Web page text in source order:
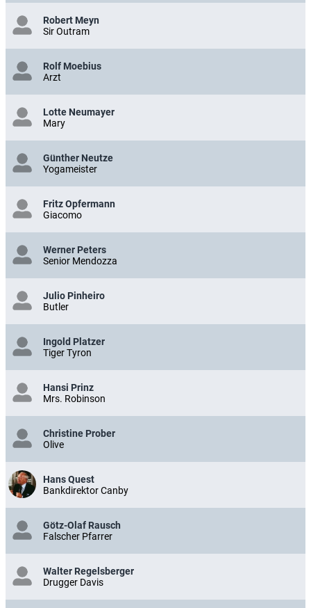
Robert Meyn
Sir Outram
Rolf Moebius
Arzt
Lotte Neumayer
Mary
Günther Neutze
Yogameister
Fritz Opfermann
Giacomo
Werner Peters
Senior Mendozza
Julio Pinheiro
Butler
Ingold Platzer
Tiger Tyron
Hansi Prinz
Mrs. Robinson
Christine Prober
Olive
Hans Quest
Bankdirektor Canby
Götz-Olaf Rausch
Falscher Pfarrer
Walter Regelsberger
Drugger Davis